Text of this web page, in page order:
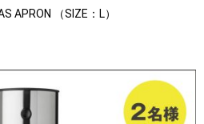
APRON （SIZE：L）